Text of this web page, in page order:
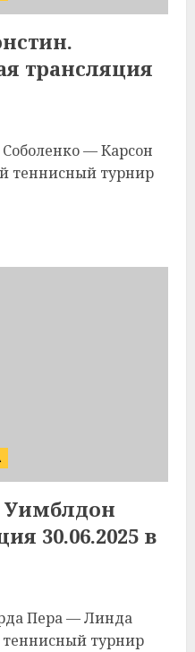
трансляция
— Карсон
теннисный турнир
Уимблдон
30.06.2025 в
Пера — Линда
турнир